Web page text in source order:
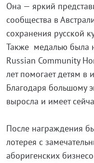
Она — яркий
сообщества в
сохранения русской
Также медалью была
Russian Community
лет помогает детям в
Благодаря большому
выросла и имеет
После награждения
лотерея с
аборигенских